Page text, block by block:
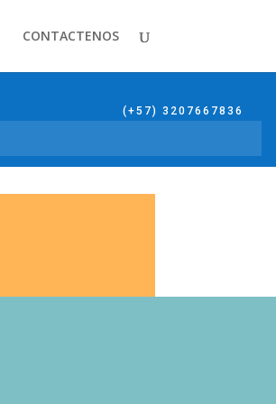
CONTACTENOS
(+57) 3207667836